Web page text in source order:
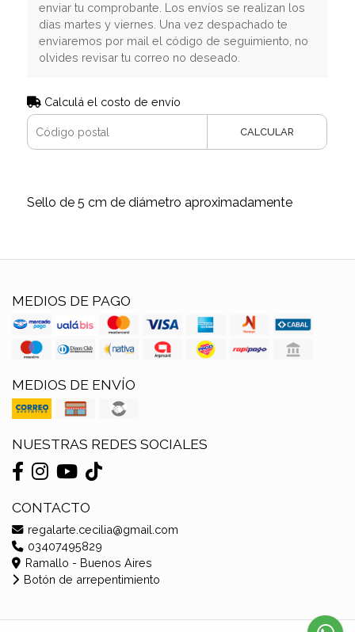
enviar tu comprobante. Los envíos se realizan los
días martes y viernes. Una vez despachado te
enviaremos por mail el código de seguimiento, no
olvides revisar tu correo no deseado.
Calculá el costo de envío
CALCULAR
Sello de 5 cm de diámetro aproximadamente
MEDIOS DE PAGO
MEDIOS DE ENVÍO
NUESTRAS REDES SOCIALES
CONTACTO
regalarte.cecilia@gmail.com
03407495829
Ramallo - Buenos Aires
Botón de arrepentimiento